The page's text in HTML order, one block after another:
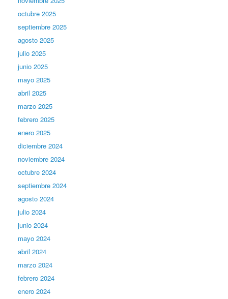
octubre 2025
septiembre 2025
agosto 2025
julio 2025
junio 2025
mayo 2025
abril 2025
marzo 2025
febrero 2025
enero 2025
diciembre 2024
noviembre 2024
octubre 2024
septiembre 2024
agosto 2024
julio 2024
junio 2024
mayo 2024
abril 2024
marzo 2024
febrero 2024
enero 2024